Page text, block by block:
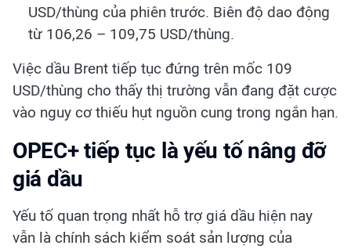
USD/thùng của phiên trước. Biên độ dao động
từ 106,26 – 109,75 USD/thùng.
Việc dầu Brent tiếp tục đứng trên mốc 109
USD/thùng cho thấy thị trường vẫn đang đặt cược
vào nguy cơ thiếu hụt nguồn cung trong ngắn hạn.
OPEC+ tiếp tục là yếu tố nâng đỡ
giá dầu
Yếu tố quan trọng nhất hỗ trợ giá dầu hiện nay
vẫn là chính sách kiểm soát sản lượng của